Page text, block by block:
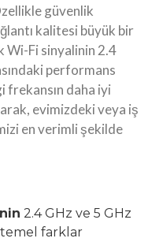
güvenlik
kalitesi büyük bir
Wi-Fi sinyalinin 2.4
performans
frekansın daha iyi
evimizdeki veya iş
en verimli şekilde
2.4 GHz ve 5 GHz
temel farklar